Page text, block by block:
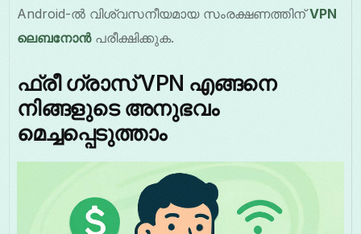
Android-ൽ വിശ്വസനീയമായ സംരക്ഷണത്തിന്VPN
ലെബനോൻപരീക്ഷിക്കുക.
ഫ്രീ ഗ്രാസ് VPN എങ്ങനെ
നിങ്ങളുടെ അനുഭവം
മെച്ചപ്പെടുത്താം